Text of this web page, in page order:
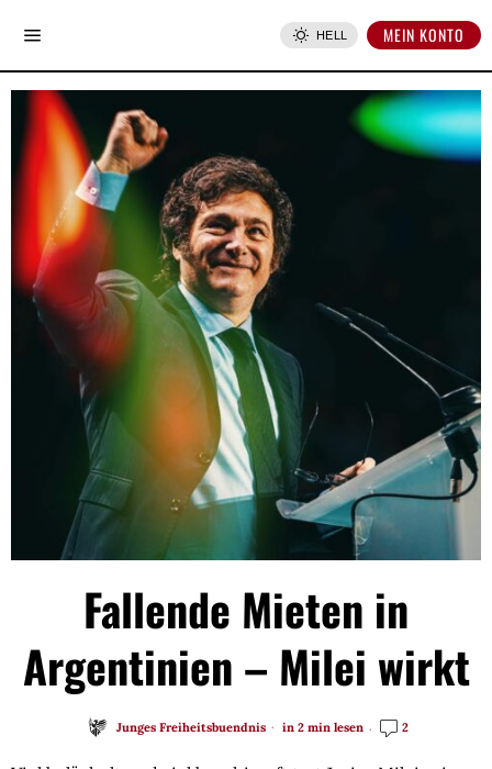
HELL MEIN KONTO
Fallende Mieten in
Argentinien – Milei wirkt
Junges Freiheitsbuendnis in 2 min lesen 2